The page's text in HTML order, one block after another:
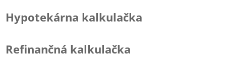
Hypotekárna kalkulačka
Refinančná kalkulačka